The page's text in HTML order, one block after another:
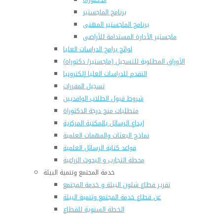
برنامج الماجستير
برنامج الماجستير المهنى
ماجستير الأدارة المستدامة للأراضى
لوائح برامج الدراسات العليا
(الأوراق المطلوبة للتسجيل (ماجستير/ دكتوراه
التقدم للدراسات العليا إلكترونيا
تسجيل المقررات
شروط قبول الطلاب الوافديين
متطلبات منح درجة الدكتوراة
إيداع الرسائل بالمكتبة المركزية
نماذج البعثات والمهمات العلمية
قواعد كتابة الرسائل العلمية
محطة التجارب و البحوث الزراعية
خدمة المجتمع وتنمية البيئة
تقرير قطاع شئون البيئة و خدمة المجتمع
عن قطاع خدمة المجتمع وتنمية البيئة
الخطة السنوية للقطاع